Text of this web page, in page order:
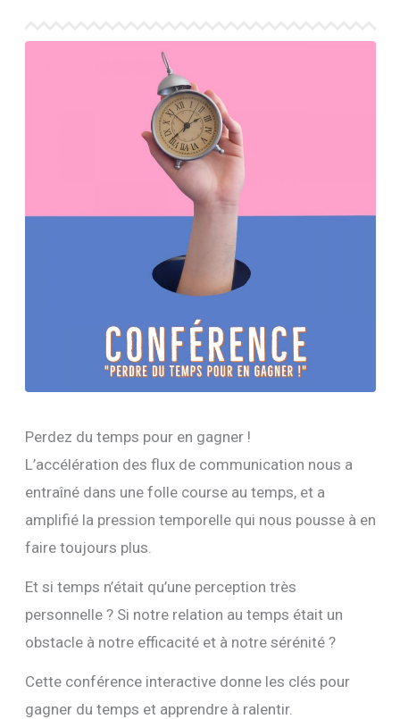
Perdez du temps pour en gagner !
L’accélération des flux de communication nous a
entraîné dans une folle course au temps, et a
amplifié la pression temporelle qui nous pousse à en
faire toujours plus.
Et si temps n’était qu’une perception très
personnelle ? Si notre relation au temps était un
obstacle à notre efficacité et à notre sérénité ?
Cette conférence interactive donne les clés pour
gagner du temps et apprendre à ralentir.